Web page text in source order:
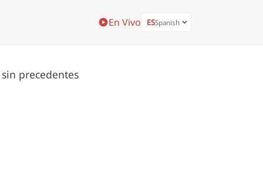
En Vivo ESSpanish
precedentes